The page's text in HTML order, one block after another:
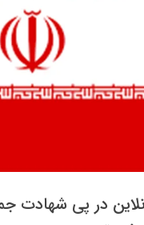
در پی شهادت